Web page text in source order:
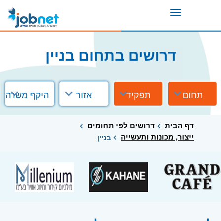
Toggle
דרושים בתחום בניין
תחום תפקיד אזור היקף משרה
דף הבית
דרושים לפי תחומים
ייצור, מכונות ותעשייה
בניין